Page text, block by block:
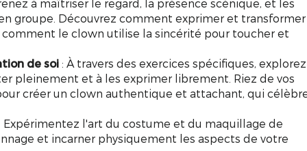
à maîtriser le regard, la présence scénique, et les
groupe. Découvrez comment exprimer et transformer
le clown utilise la sincérité pour toucher et
de soi: À travers des exercices spécifiques, explorez
pleinement et à les exprimer librement. Riez de vos
créer un clown authentique et attachant, qui
Expérimentez l'art du costume et du maquillage de
et incarner physiquement les aspects de votre